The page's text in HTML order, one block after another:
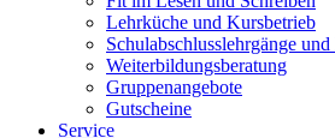
Lehrküche und Kursbetrieb
Schulabschlusslehrgänge
Weiterbildungsberatung
Gruppenangebote
Gutscheine
Service